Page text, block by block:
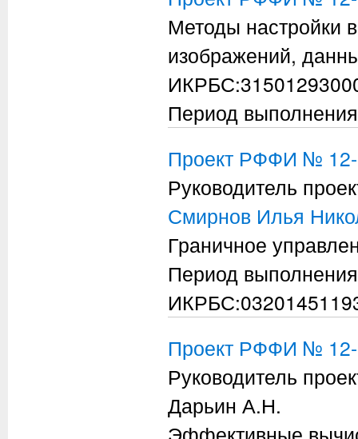
Методы настройки
изображений,
Период
Проект РФФИ №
Руководитель
Смирнов Илья
Граничное
Период
Проект РФФИ № 12-
Руководитель
Дарьин А.Н.